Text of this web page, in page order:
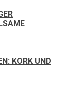
KORK UND